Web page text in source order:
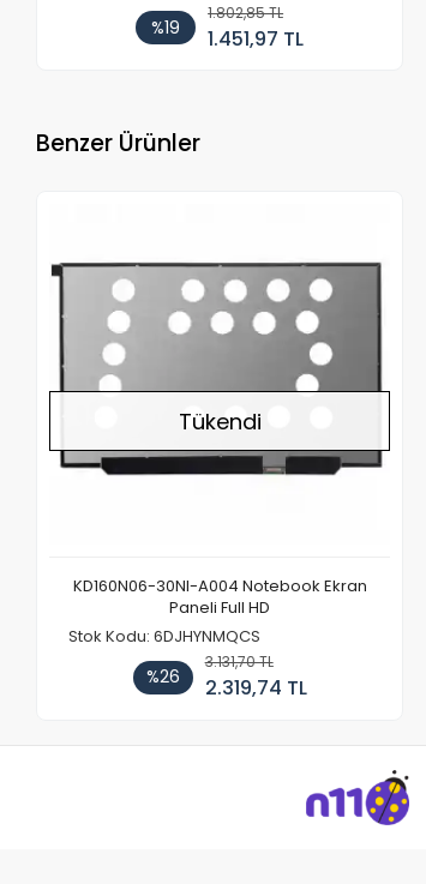
%19
1.802,85 TL
1.451,97 TL
Benzer Ürünler
Tükendi
KD160N06-30NI-A004 Notebook Ekran
Paneli Full HD
Stok Kodu: 6DJHYNMQCS
%26
3.131,70 TL
2.319,74 TL